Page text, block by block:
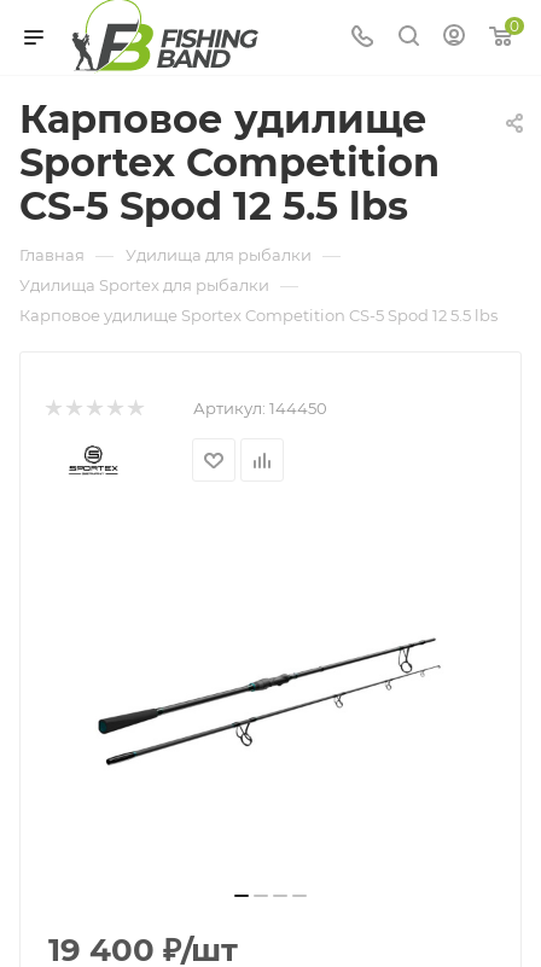
0
Карповое удилище
Sportex Competition
CS-5 Spod 12 5.5 lbs
Главная — Удилища для рыбалки —
Удилища Sportex для рыбалки —
Карповое удилище Sportex Competition CS-5 Spod 12 5.5 lbs
Артикул: 144450
19 400 ₽/шт